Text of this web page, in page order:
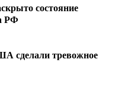
состояние
РФ
сделали тревожное